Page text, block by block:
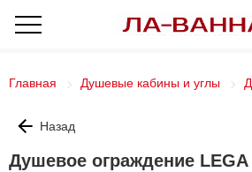
Главная Душевые кабины и углы
Назад
Душевое ограждение LEGA